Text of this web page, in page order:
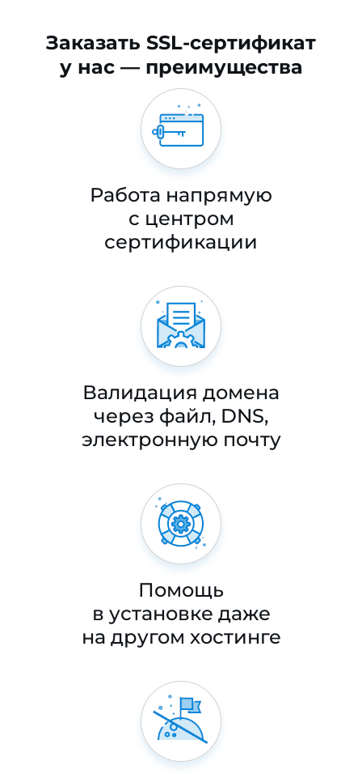
Заказать SSL-сертификат
у нас — преимущества
Работа напрямую
с центром
сертификации
Валидация домена
через файл, DNS,
электронную почту
Помощь
в установке даже
на другом хостинге